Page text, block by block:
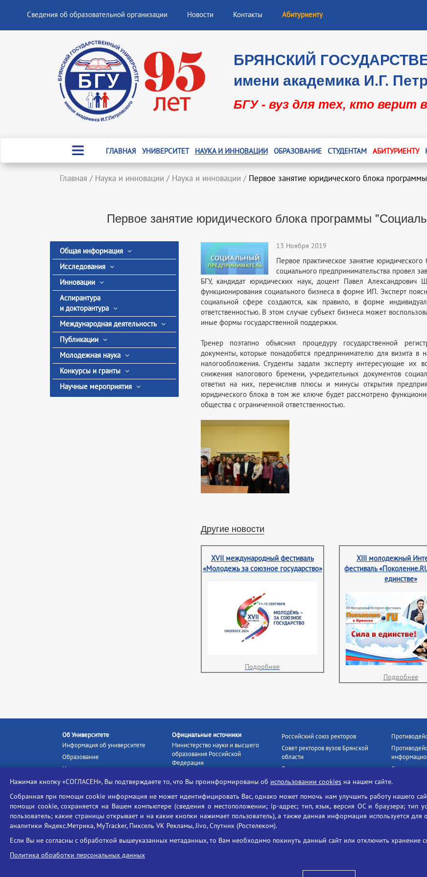
Сведения об образовательной организации Новости Контакты Абитуриенту
БРЯНСКИЙ
имени академика И.Г.
БГУ - вуз для тех, кто верит
ГЛАВНАЯ УНИВЕРСИТЕТ НАУКА И ИННОВАЦИИ ОБРАЗОВАНИЕ СТУДЕНТАМ АБИТУРИЕНТУ
Главная / Наука и инновации / Наука и инновации / Первое занятие юридического блока
Первое занятие юридического блока программы
Общая информация
Исследования
Инновации
Аспирантура
и докторантура
Международная деятельность
Публикации
Молодежная наука
Конкурсы и гранты
Научные мероприятия
13 Ноября 2019
Первое практическое занятие
социального предпринимательства провел
БГУ, кандидат юридических наук, доцент Павел
функционирования социального бизнеса в форме ИП. Эксперт
социальной сфере создаются, как правило, в форме
ответственностью. В этом случае субъект бизнеса может
иные формы государственной поддержки.
Тренер поэтапно объяснил процедуру государственной
документы, которые понадобятся предпринимателю для визита в
налогообложения. Студенты задали эксперту интересующие
снижения налогового бремени, учредительных документов
ответил на них, перечислив плюсы и минусы открытия
юридического блока в том же ключе будет рассмотрено
общества с ограниченной ответственностью.
Другие новости
XVII международный фестиваль
«Молодежь за союзное государство»
Подробнее
XIII молодежный
фестиваль
единстве»
Подробнее
Об Университете
Информация об университете
Образование
Наука и инновации
Абитуриенту
Ассоциация выпускников
Центр тестирования
иностранных граждан
Конкурс на замещение
должностей научно-
педагогических работников
Официальные источники
Министерство науки и высшего
образования Российской
Федерации
Портал «Российское
образование»
Единое окно информационных
ресурсов
Единая коллекция цифровых
образовательных ресурсов
Российский союз ректоров
Совет ректоров вузов Брянской
области
Росстудцентр
Наши партнёры
Портал «Русский язык»
Учительская газета
Единый портал государственных
Социальные
БГУ против
Нажимая кнопку «СОГЛАСЕН», Вы подтверждаете то, что Вы проинформированы об использовании cookies на нашем сайте.
Собранная при помощи cookie информация не может идентифицировать Вас, однако может помочь нам улучшить работу нашего
помощи cookie, сохраняется на Вашем компьютере (сведения о местоположении; ip-адрес; тип, язык, версия ОС и браузера; тип
пользователь; какие страницы открывает и на какие кнопки нажимает пользователь), а также данная информация используется
аналитики Яндекс.Метрика, MyTracker, Пиксель VK Рекламы, Jivo, Спутник (Ростелеком).
Если Вы не согласны с обработкой вышеуказанных метаданных, то Вам необходимо покинуть данный сайт или отключить хранение
Политика обработки персональных данных